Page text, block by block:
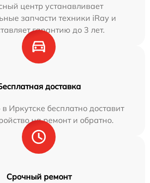
центр устанавливает
запчасти техники iRay и
гарантию до 3 лет.
доставка
Иркутске бесплатно доставит
на ремонт и обратно.
Срочный ремонт